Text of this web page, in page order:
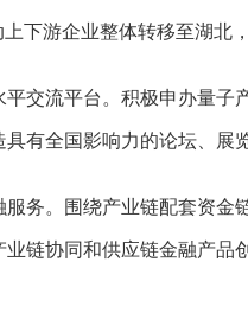
下游企业整体转移至湖北
交流平台。积极申办量子
有全国影响力的论坛、展
务。围绕产业链配套资金
链协同和供应链金融产